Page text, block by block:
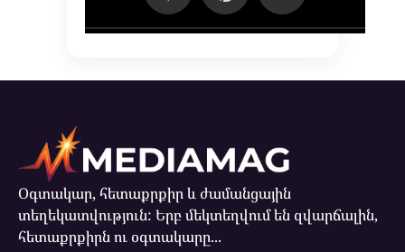
Օգտակար, հետաքրքիր և ժամանցային
տեղեկատվություն: Երբ մեկտեղվում են զվարճալին,
հետաքրքիրն ու օգտակարը...